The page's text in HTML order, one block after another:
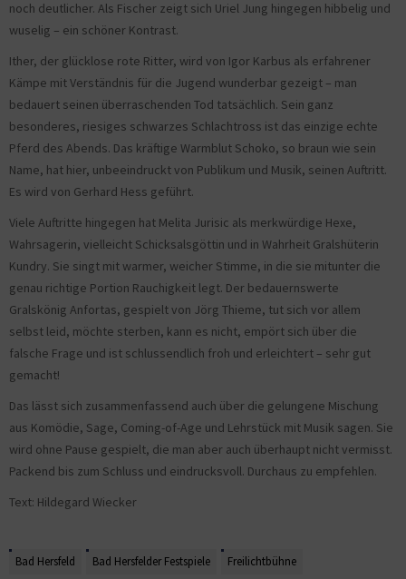
noch deutlicher. Als Fischer zeigt sich Uriel Jung hingegen hibbelig und
wuselig – ein schöner Kontrast.
Ither, der glücklose rote Ritter, wird von Igor Karbus als erfahrener
Kämpe mit Verständnis für die Jugend wunderbar gezeigt – man
bedauert seinen überraschenden Tod tatsächlich. Sein ganz
besonderes, riesiges schwarzes Schlachtross ist das einzige echte
Pferd des Abends. Das kräftige Warmblut Schoko, so braun wie sein
Name, hat hier, unbeeindruckt von Publikum und Musik, seinen Auftritt.
Es wird von Gerhard Hess geführt.
Viele Auftritte hingegen hat Melita Jurisic als merkwürdige Hexe,
Wahrsagerin, vielleicht Schicksalsgöttin und in Wahrheit Gralshüterin
Kundry. Sie singt mit warmer, weicher Stimme, in die sie mitunter die
genau richtige Portion Rauchigkeit legt. Der bedauernswerte
Gralskönig Anfortas, gespielt von Jörg Thieme, tut sich vor allem
selbst leid, möchte sterben, kann es nicht, empört sich über die
falsche Frage und ist schlussendlich froh und erleichtert – sehr gut
gemacht!
Das lässt sich zusammenfassend auch über die gelungene Mischung
aus Komödie, Sage, Coming-of-Age und Lehrstück mit Musik sagen. Sie
wird ohne Pause gespielt, die man aber auch überhaupt nicht vermisst.
Packend bis zum Schluss und eindrucksvoll. Durchaus zu empfehlen.
Text: Hildegard Wiecker
Bad Hersfeld Bad Hersfelder Festspiele
Freilichtbühne